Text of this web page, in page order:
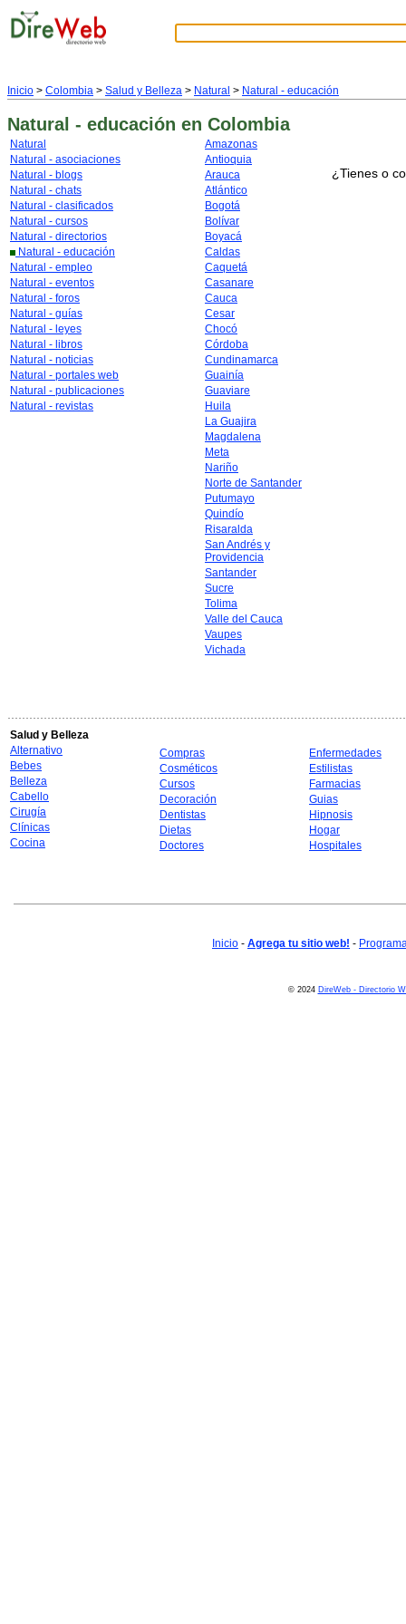
Inicio > Colombia > Salud y Belleza > Natural > Natural - educación
Natural - educación en Colombia
Natural
Natural - asociaciones
Natural - blogs
Natural - chats
Natural - clasificados
Natural - cursos
Natural - directorios
Natural - educación
Natural - empleo
Natural - eventos
Natural - foros
Natural - guías
Natural - leyes
Natural - libros
Natural - noticias
Natural - portales web
Natural - publicaciones
Natural - revistas
Amazonas
Antioquia
Arauca
Atlántico
Bogotá
Bolívar
Boyacá
Caldas
Caquetá
Casanare
Cauca
Cesar
Chocó
Córdoba
Cundinamarca
Guainía
Guaviare
Huila
La Guajira
Magdalena
Meta
Nariño
Norte de Santander
Putumayo
Quindío
Risaralda
San Andrés y
Providencia
Santander
Sucre
Tolima
Valle del Cauca
Vaupes
Vichada
¿Tienes o
Salud y Belleza
Alternativo
Bebes
Belleza
Cabello
Cirugía
Clínicas
Cocina
Compras
Cosméticos
Cursos
Decoración
Dentistas
Dietas
Doctores
Enfermedades
Estilistas
Farmacias
Guias
Hipnosis
Hogar
Hospitales
Inicio - Agrega tu sitio web! -
© 2024 DireWeb - Directorio